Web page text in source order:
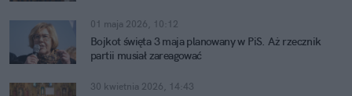
01 maja 2026, 10:12
Bojkot święta 3 maja planowany w PiS. Aż rzecznik
partii musiał zareagować
30 kwietnia 2026, 14:43